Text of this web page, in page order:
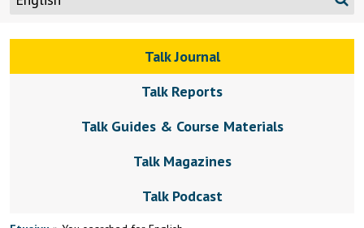
Talk Journal
Talk Reports
Talk Guides & Course Materials
Talk Magazines
Talk Podcast